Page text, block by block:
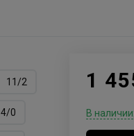
11/2
4/0
1
В